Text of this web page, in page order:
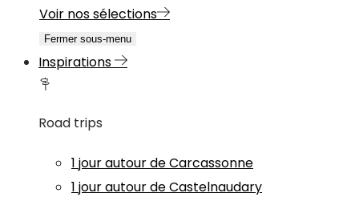
Voir nos sélections
Fermer sous-menu
Inspirations
Road trips
1 jour autour de Carcassonne
1 jour autour de Castelnaudary